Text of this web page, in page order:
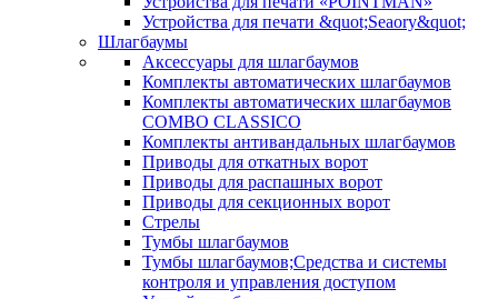
Устройства для печати &quot;Seaory&quot;
Шлагбаумы
Аксессуары для шлагбаумов
Комплекты автоматических шлагбаумов
Комплекты автоматических шлагбаумов
COMBO CLASSICO
Комплекты антивандальных шлагбаумов
Приводы для откатных ворот
Приводы для распашных ворот
Приводы для секционных ворот
Стрелы
Тумбы шлагбаумов
Тумбы шлагбаумов;Средства и системы
контроля и управления доступом